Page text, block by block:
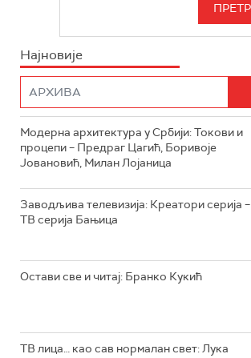
РТС ЖИВОТ
РТС КОЛО
ИНФО
Најновије
Модерна архитектура у Србији: Токови и
процепи – Предраг Цагић, Боривоје
Јовановић, Милан Лојаница
Заводљива телевизија: Креатори серија –
ТВ серија Бањица
Остави све и читај: Бранко Кукић
ТВ лица… као сав нормалан свет: Лука